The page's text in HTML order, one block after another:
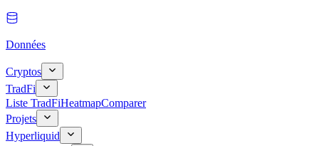
Données
Cryptos
TradFi
Liste TradFiHeatmapComparer
Projets
Hyperliquid